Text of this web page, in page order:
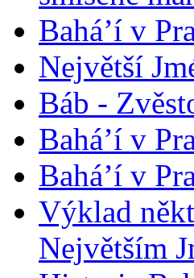
Bahá’í v
Největší
Báb -
Bahá’í v
Bahá’í v
Výklad
Největším